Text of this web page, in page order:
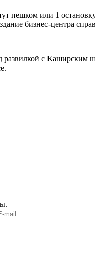
пешком или 1
бизнес-центра
с Каширским